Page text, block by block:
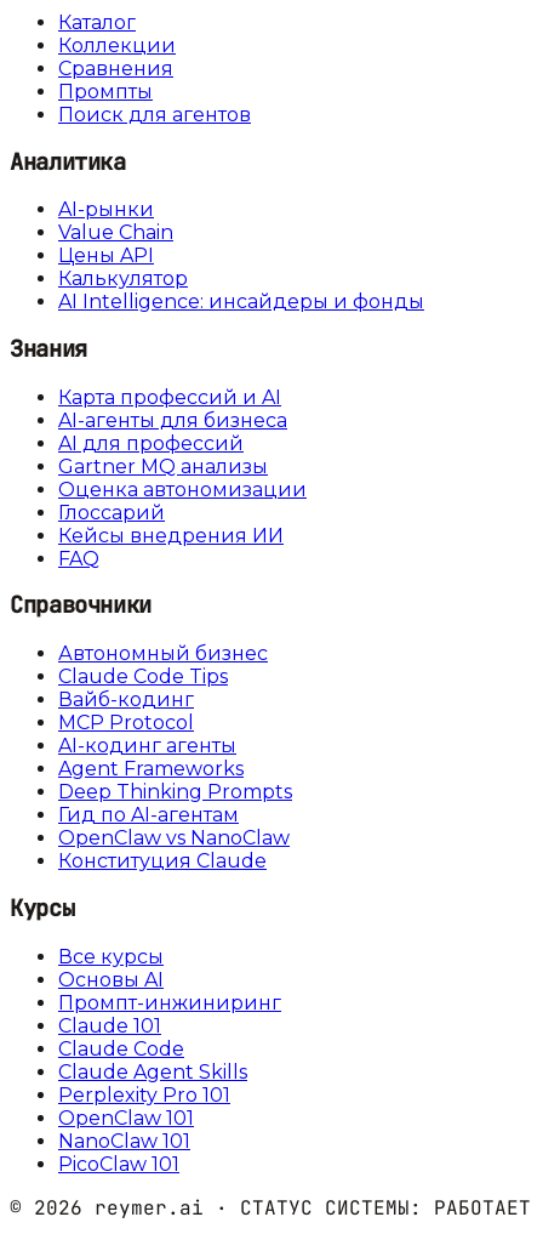
Каталог
Коллекции
Сравнения
Промпты
Поиск для агентов
Аналитика
AI-рынки
Value Chain
Цены API
Калькулятор
AI Intelligence: инсайдеры и фонды
Знания
Карта профессий и AI
AI-агенты для бизнеса
AI для профессий
Gartner MQ анализы
Оценка автономизации
Глоссарий
Кейсы внедрения ИИ
FAQ
Справочники
Автономный бизнес
Claude Code Tips
Вайб-кодинг
MCP Protocol
AI-кодинг агенты
Agent Frameworks
Deep Thinking Prompts
Гид по AI-агентам
OpenClaw vs NanoClaw
Конституция Claude
Курсы
Все курсы
Основы AI
Промпт-инжиниринг
Claude 101
Claude Code
Claude Agent Skills
Perplexity Pro 101
OpenClaw 101
NanoClaw 101
PicoClaw 101
© 2026 reymer.ai · СТАТУС СИСТЕМЫ: РАБОТАЕТ